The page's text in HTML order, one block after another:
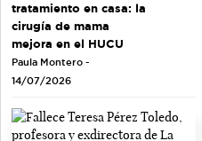
tratamiento en casa: la
cirugía de mama
mejora en el HUCU
Paula Montero -
14/07/2026